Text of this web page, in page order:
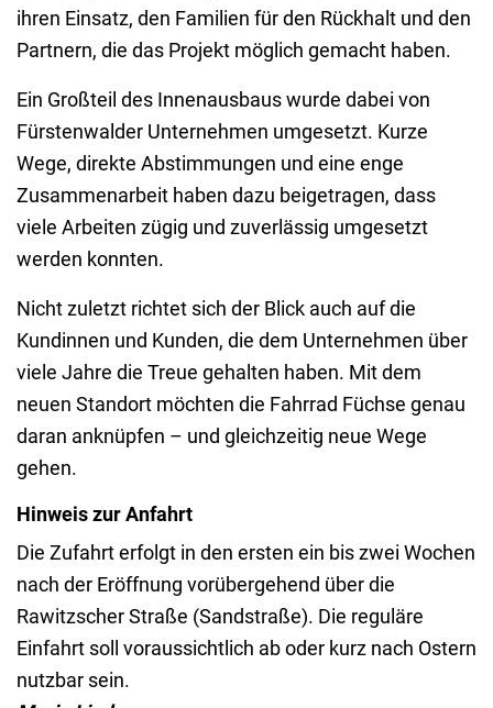
ihren Einsatz, den Familien für den Rückhalt und den
Partnern, die das Projekt möglich gemacht haben.
Ein Großteil des Innenausbaus wurde dabei von
Fürstenwalder Unternehmen umgesetzt. Kurze
Wege, direkte Abstimmungen und eine enge
Zusammenarbeit haben dazu beigetragen, dass
viele Arbeiten zügig und zuverlässig umgesetzt
werden konnten.
Nicht zuletzt richtet sich der Blick auch auf die
Kundinnen und Kunden, die dem Unternehmen über
viele Jahre die Treue gehalten haben. Mit dem
neuen Standort möchten die Fahrrad Füchse genau
daran anknüpfen – und gleichzeitig neue Wege
gehen.
Hinweis zur Anfahrt
Die Zufahrt erfolgt in den ersten ein bis zwei Wochen
nach der Eröffnung vorübergehend über die
Rawitzscher Straße (Sandstraße). Die reguläre
Einfahrt soll voraussichtlich ab oder kurz nach Ostern
nutzbar sein.